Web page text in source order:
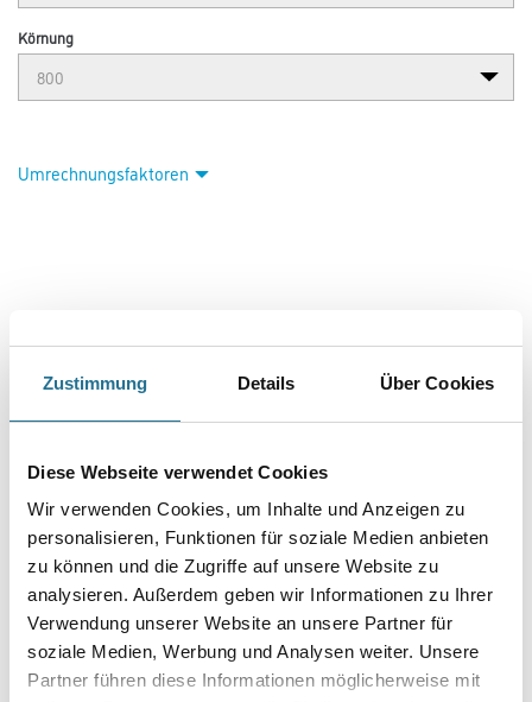
Zustimmung Details Über Cookies
Diese Webseite verwendet Cookies
Wir verwenden Cookies, um Inhalte und Anzeigen zu
personalisieren, Funktionen für soziale Medien anbieten
zu können und die Zugriffe auf unsere Website zu
analysieren. Außerdem geben wir Informationen zu Ihrer
Verwendung unserer Website an unsere Partner für
soziale Medien, Werbung und Analysen weiter. Unsere
Partner führen diese Informationen möglicherweise mit
Körnung
Umrechnungsfaktoren
Produkteigenschaft
- Packungsinhalt 5 Stück
- SB-verpackt
ZUSATZINFOS